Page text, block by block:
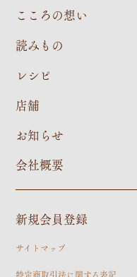
こころの想い
読みもの
レシピ
店舗
お知らせ
会社概要
新規会員登録
サイトマップ